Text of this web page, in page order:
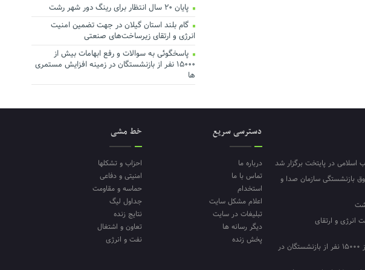
پایان ۲۰ سال انتظار برای رینگ دور شهر رشت
گام بلند استان گیلان در جهت تضمین امنیت
انرژی و ارتقای زیرساخت‌های صنعتی
پاسخگوئی به سوالات و رفع ابهامات بیش از
۱۵۰۰۰ نفر از بازنشستگان در زمینه افزایش مستمری
ها
اسلامی در پایتخت برگزار شد
بازنشستگی سازمان صدا و
انرژی و ارتقای
پاسخگوئی به سوالات و رفع ابهامات بیش از ۱۵۰۰۰ نفر از بازنشستگان در
دسترسی سریع
درباره ما
تماس با ما
استخدام
اعلام مشکل سایت
تبلیغات در سایت
دیگر رسانه ها
پخش زنده
خط مشی
احزاب و تشکلها
امنیتی و دفاعی
حماسه و مقاومت
جداول لیگ
نتایج زنده
تعاون و اشتغال
نفت و انرژی